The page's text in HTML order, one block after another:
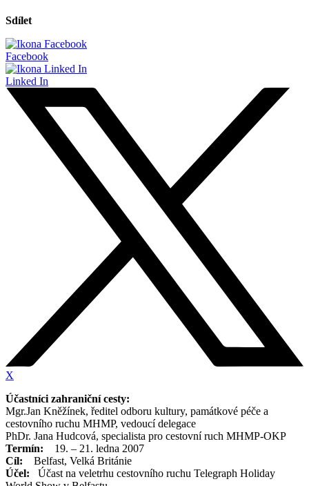
Sdílet
Facebook
Linked In
X
Účastníci zahraniční cesty:
Mgr.Jan Kněžínek, ředitel odboru kultury, památkové péče a
cestovního ruchu MHMP, vedoucí delegace
PhDr. Jana Hudcová, specialista pro cestovní ruch MHMP-OKP
Termín:
19. – 21. ledna 2007
Cíl:
Belfast, Velká Británie
Účel: Účast na veletrhu cestovního ruchu Telegraph Holiday